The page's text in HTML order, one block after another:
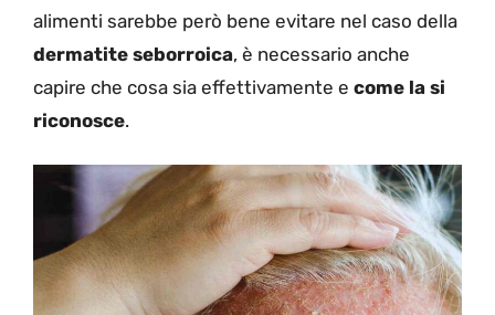
alimenti sarebbe però bene evitare nel caso della
dermatite seborroica, è necessario anche
capire che cosa sia effettivamente e come la si
riconosce.